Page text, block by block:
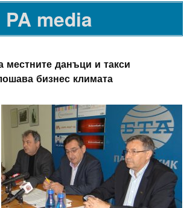
PA media
местните данъци и такси
бизнес климата